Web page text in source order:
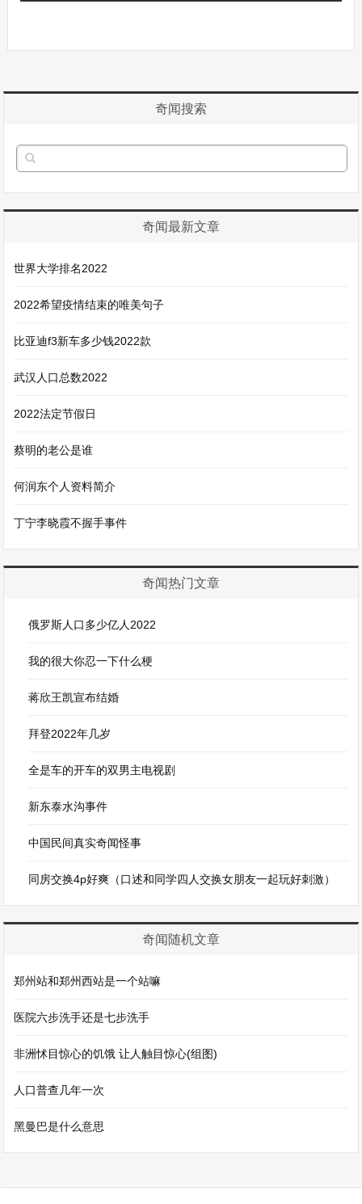
奇闻搜索
奇闻最新文章
世界大学排名2022
2022希望疫情结束的唯美句子
比亚迪f3新车多少钱2022款
武汉人口总数2022
2022法定节假日
蔡明的老公是谁
何润东个人资料简介
丁宁李晓霞不握手事件
奇闻热门文章
俄罗斯人口多少亿人2022
我的很大你忍一下什么梗
蒋欣王凯宣布结婚
拜登2022年几岁
全是车的开车的双男主电视剧
新东泰水沟事件
中国民间真实奇闻怪事
同房交换4p好爽（口述和同学四人交换女朋友一起玩好刺激）
奇闻随机文章
郑州站和郑州西站是一个站嘛
医院六步洗手还是七步洗手
非洲怵目惊心的饥饿 让人触目惊心(组图)
人口普查几年一次
黑曼巴是什么意思